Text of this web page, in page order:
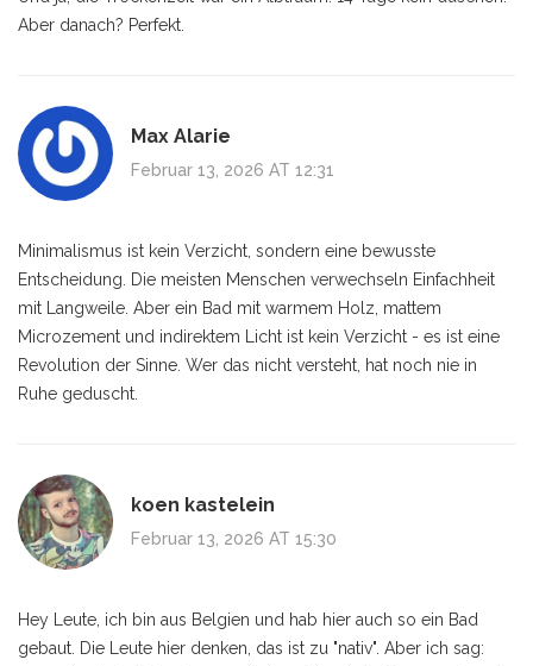
Aber danach? Perfekt.
Max Alarie
Februar 13, 2026 AT 12:31
Minimalismus ist kein Verzicht, sondern eine bewusste
Entscheidung. Die meisten Menschen verwechseln Einfachheit
mit Langweile. Aber ein Bad mit warmem Holz, mattem
Microzement und indirektem Licht ist kein Verzicht - es ist eine
Revolution der Sinne. Wer das nicht versteht, hat noch nie in
Ruhe geduscht.
koen kastelein
Februar 13, 2026 AT 15:30
Hey Leute, ich bin aus Belgien und hab hier auch so ein Bad
gebaut. Die Leute hier denken, das ist zu "nativ". Aber ich sag: